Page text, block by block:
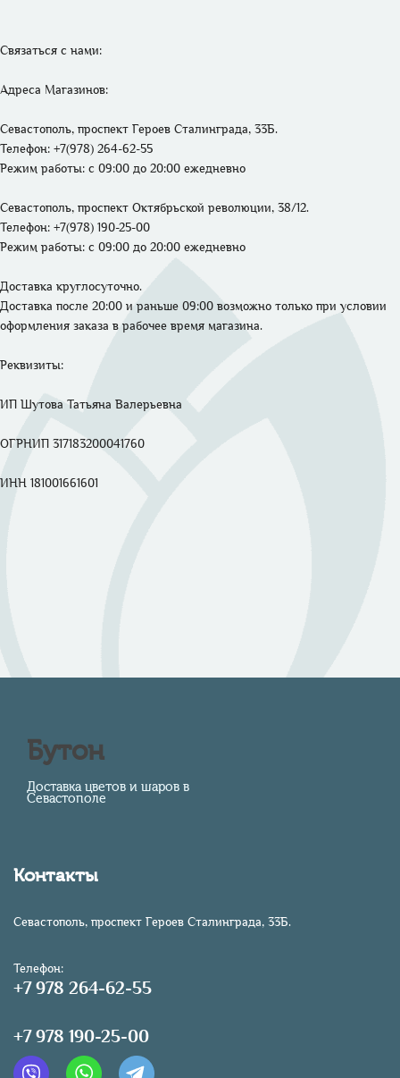
Связаться с нами:
Адреса Магазинов:
Севастополь, проспект Героев Сталинграда, 33Б.
Телефон: +7(978) 264-62-55
Режим работы: с 09:00 до 20:00 ежедневно
Севастополь, проспект Октябрьской революции, 38/12.
Телефон: +7(978) 190-25-00
Режим работы: с 09:00 до 20:00 ежедневно
Доставка круглосуточно.
Доставка после 20:00 и раньше 09:00 возможно только при условии
оформления заказа в рабочее время магазина.
Реквизиты:
ИП Шутова Татьяна Валерьевна
ОГРНИП 317183200041760
ИНН 181001661601
Бутон
Доставка цветов и шаров в
Севастополе
Контакты
Севастополь, проспект Героев Сталинграда, 33Б.
Телефон:
+7 978 264-62-55
+7 978 190-25-00